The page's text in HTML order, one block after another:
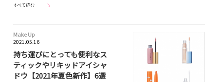
すべて読む
Make Up
2021.05.16
持ち運びにとっても便利なス
ティックやリキッドアイシャ
ドウ【2021年夏色新作】6選